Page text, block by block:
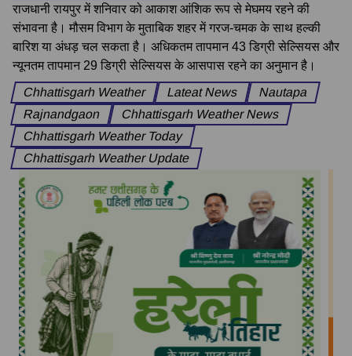
राजधानी रायपुर में शनिवार को आकाश आंशिक रूप से मेघमय रहने की
संभावना है। मौसम विभाग के मुताबिक शहर में गरज-चमक के साथ हल्की
बारिश या अंधड़ चल सकता है। अधिकतम तापमान 43 डिग्री सेल्सियस और
न्यूनतम तापमान 29 डिग्री सेल्सियस के आसपास रहने का अनुमान है।
Chhattisgarh Weather
Lateat News
Nautapa
Rajnandgaon
Chhattisgarh Weather News
Chhattisgarh Weather Today
Chhattisgarh Weather Update